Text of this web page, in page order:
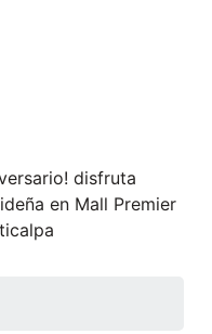
disfruta
en Mall Premier